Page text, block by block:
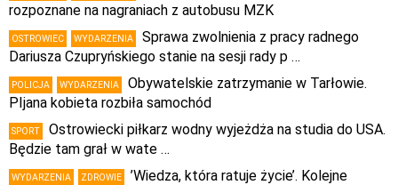
rozpoznane na nagraniach z autobusu MZK
OSTROWIEC WYDARZENIA
Sprawa zwolnienia z pracy radnego
Dariusza Czupryńskiego stanie na sesji rady p …
POLICJA WYDARZENIA
Obywatelskie zatrzymanie w Tarłowie.
PIjana kobieta rozbiła samochód
SPORT
Ostrowiecki piłkarz wodny wyjeżdża na studia do USA.
Będzie tam grał w wate …
WYDARZENIA ZDROWIE
’Wiedza, która ratuje życie’. Kolejne